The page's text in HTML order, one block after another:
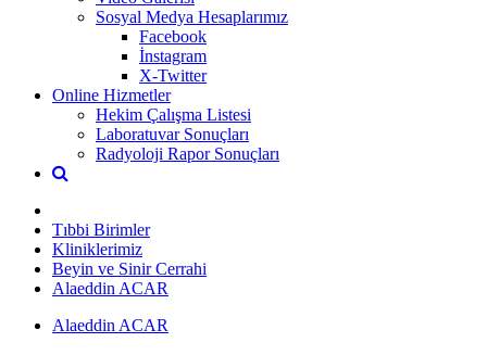
Sosyal Medya Hesaplarımız
Facebook
İnstagram
X-Twitter
Online Hizmetler
Hekim Çalışma Listesi
Laboratuvar Sonuçları
Radyoloji Rapor Sonuçları
Tıbbi Birimler
Kliniklerimiz
Beyin ve Sinir Cerrahi
Alaeddin ACAR
Alaeddin ACAR